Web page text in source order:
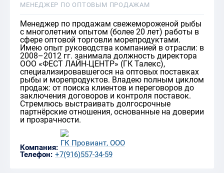
МЕНЕДЖЕР ПО ОПТОВЫМ ПРОДАЖАМ
Менеджер по продажам свежемороженой рыбы
с многолетним опытом (более 20 лет) работы в
сфере оптовой торговли морепродуктами.
Имею опыт руководства компанией в отрасли: в
2008–2012 гг. занимала должность директора
ООО «ФЕСТ ЛАЙН‑ЦЕНТР» (ГК Талекс),
специализировавшегося на оптовых поставках
рыбы и морепродуктов. Владею полным циклом
продаж: от поиска клиентов и переговоров до
заключения договоров и контроля поставок.
Стремлюсь выстраивать долгосрочные
партнёрские отношения, основанные на доверии
и прозрачности.
Компания: ГК Провиант, ООО
Телефон: +7(916)557-34-59